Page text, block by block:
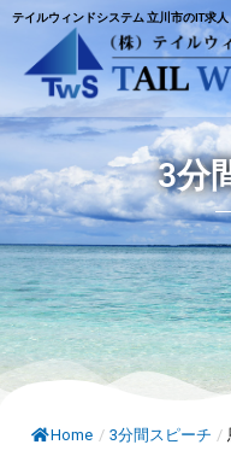
テイルウィンドシステム 立川市のIT求
3分
Home / 3分間スピーチ /